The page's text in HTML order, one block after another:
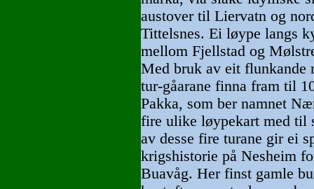
austover til Liervatn og
Tittelsnes. Ei løype langs
mellom Fjellstad og
Med bruk av eit flunkande
tur-gåarane finna fram til
Pakka, som ber namnet
fire ulike løypekart med til
av desse fire turane gir ei
krigshistorie på Nesheim
Buavåg. Her finst gamle